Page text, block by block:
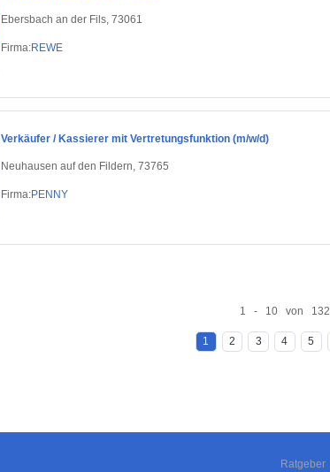
Ebersbach an der Fils, 73061
Firma:REWE
Verkäufer / Kassierer mit Vertretungsfunktion (m/w/d)
Neuhausen auf den Fildern, 73765
Firma:PENNY
1 - 10 von 132
1 2 3 4 5
Ratgeber